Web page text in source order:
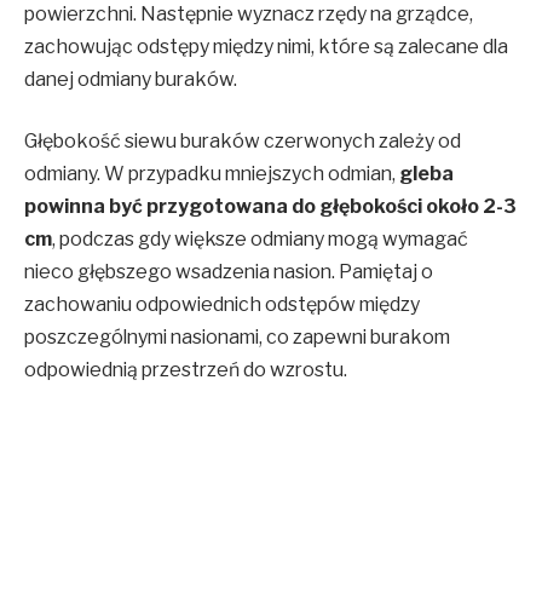
powierzchni. Następnie wyznacz rzędy na grządce,
zachowując odstępy między nimi, które są zalecane dla
danej odmiany buraków.
Głębokość siewu buraków czerwonych zależy od
odmiany. W przypadku mniejszych odmian, gleba
powinna być przygotowana do głębokości około 2-3
cm, podczas gdy większe odmiany mogą wymagać
nieco głębszego wsadzenia nasion. Pamiętaj o
zachowaniu odpowiednich odstępów między
poszczególnymi nasionami, co zapewni burakom
odpowiednią przestrzeń do wzrostu.